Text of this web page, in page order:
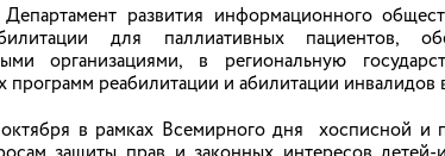
участие в представлении
развития информационного
для паллиативных пациентов,
организациями, в региональную
программ реабилитации и абилитации инвалидов
в рамках Всемирного дня хосписной и